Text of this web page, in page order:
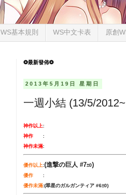
WS基本規則 WS中文卡表 原創
❂最新發佈❂
2013年5月19日 星期日
一週小結 (13/5/
神作以上:
神作 :
神作未滿:
優作以上:(進撃の巨人 #7±0)
優作
:
優作未滿:(翠星のガルガンティア #6±0)